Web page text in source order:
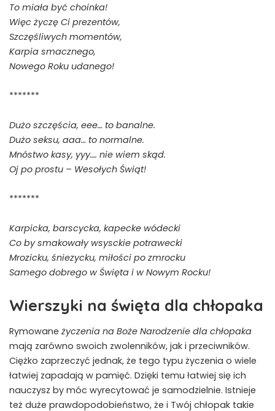
To miała być choinka!
Więc życzę Ci prezentów,
Szczęśliwych momentów,
Karpia smacznego,
Nowego Roku udanego!
*******
Dużo szczęścia, eee… to banalne.
Dużo seksu, aaa… to normalne.
Mnóstwo kasy, yyy…. nie wiem skąd.
Oj po prostu – Wesołych Świąt!
*******
Karpicka, barscycka, kapecke wódecki
Co by smakowały wsysckie potrawecki
Mrozicku, śniezycku, miłości po zmrocku
Samego dobrego w Święta i w Nowym Rocku!
Wierszyki na święta dla chłopaka
Rymowane życzenia na Boże Narodzenie dla chłopaka
mają zarówno swoich zwolenników, jak i przeciwników.
Ciężko zaprzeczyć jednak, że tego typu życzenia o wiele
łatwiej zapadają w pamięć. Dzięki temu łatwiej się ich
nauczysz by móc wyrecytować je samodzielnie. Istnieje
też duże prawdopodobieństwo, że i Twój chłopak takie